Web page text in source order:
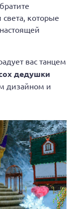
которые
вас танцем
дедушки
дизайном и